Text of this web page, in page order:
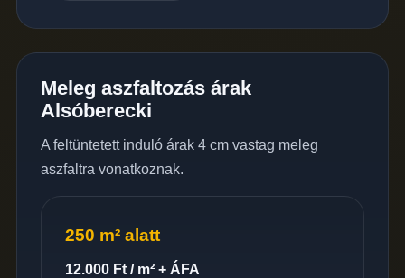
Meleg aszfaltozás árak
Alsóberecki
A feltüntetett induló árak 4 cm vastag meleg
aszfaltra vonatkoznak.
250 m² alatt
12.000 Ft / m² + ÁFA